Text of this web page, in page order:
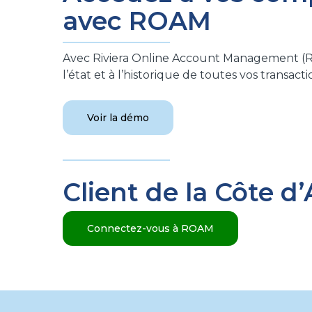
avec ROAM
Avec Riviera Online Account Management
l’état et à l’historique de toutes vos
Voir la démo
Client de la Côte
Connectez-vous à ROAM